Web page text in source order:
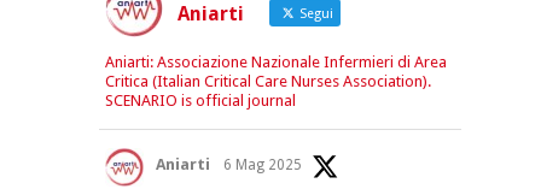
Aniarti Segui
Aniarti: Associazione Nazionale Infermieri di Area
Critica (Italian Critical Care Nurses Association).
SCENARIO is official journal
Aniarti 6 Mag 2025